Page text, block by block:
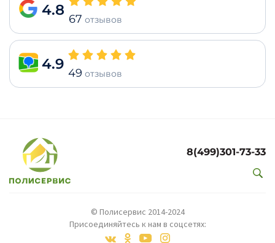
4.8
67 отзывов
4.9
49 отзывов
8(499)301-73-33
© Полисервис 2014-2024
Присоединяйтесь к нам в соцсетях: